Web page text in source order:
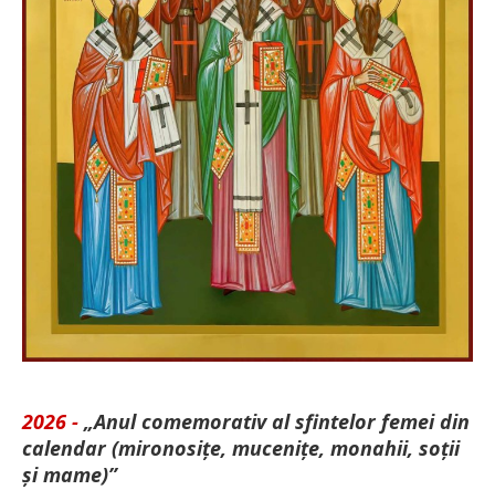
2026 - „Anul comemorativ al sfintelor femei din
calendar (mironosițe, mu­cenițe, monahii, soții
și mame)”